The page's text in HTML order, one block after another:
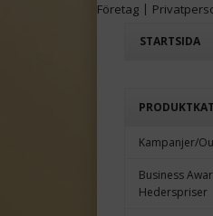
STARTSIDA
Företag |
Kampanjer/
Business
Hederspriser